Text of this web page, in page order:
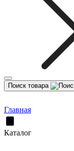
Поиск товара
Главная
Каталог